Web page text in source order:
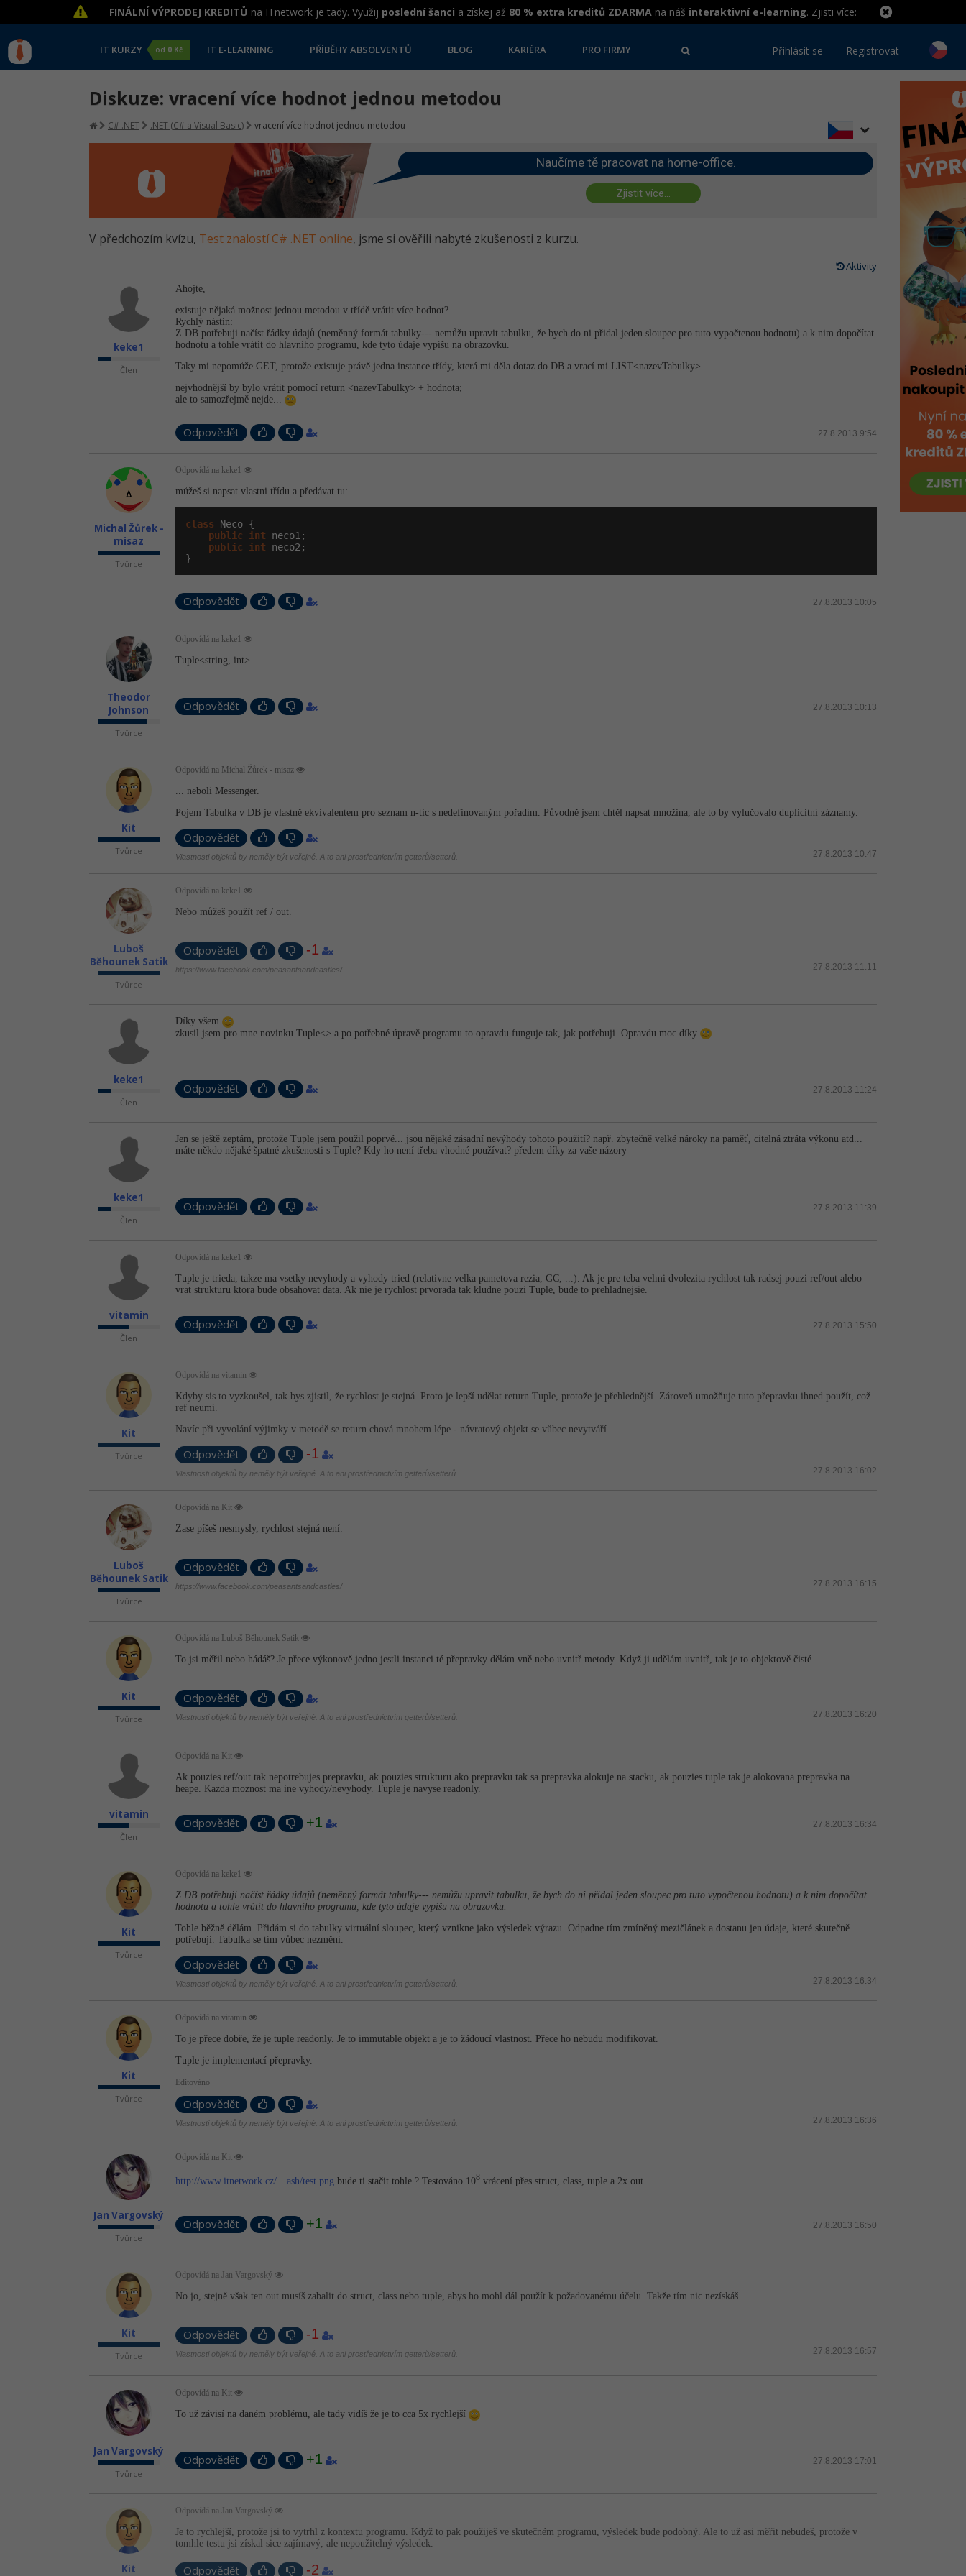
FINÁLNÍ VÝPRODEJ KREDITŮ na ITnetwork je tady. Využij poslední šanci a získej až 80 % extra kreditů ZDARMA na náš interaktivní e-learning. Zjisti více:
IT KURZY od 0 Kč IT E-LEARNING PŘÍBĚHY ABSOLVENTŮ BLOG KARIÉRA PRO FIRMY Přihlásit se Registrovat
Diskuze: vracení více hodnot jednou metodou
C# .NET .NET (C# a Visual Basic) vracení více hodnot jednou metodou
Naučíme tě pracovat na home-office.
Zjistit více...
V předchozím kvízu, Test znalostí C# .NET online, jsme si ověřili nabyté zkušenosti z kurzu.
Aktivity
keke1
Člen
Ahojte,
existuje nějaká možnost jednou metodou v třídě vrátit více hodnot?
Rychlý nástin:
Z DB potřebuji načíst řádky údajů (neměnný formát tabulky--- nemůžu upravit tabulku, že bych do ni přidal jeden sloupec pro tuto vypočtenou hodnotu) a k nim dopočítat
hodnotu a tohle vrátit do hlavního programu, kde tyto údaje vypíšu na obrazovku.
Taky mi nepomůže GET, protože existuje právě jedna instance třídy, která mi děla dotaz do DB a vrací mi LIST<nazevTabulky>
nejvhodnější by bylo vrátit pomocí return <nazevTabulky> + hodnota;
ale to samozřejmě nejde...
Odpovědět 27.8.2013 9:54
Michal Žůrek -
misaz
Tvůrce
Odpovídá na keke1
můžeš si napsat vlastni třídu a předávat tu:
class Neco {
public
int neco1;
public
int neco2;
}
Odpovědět 27.8.2013 10:05
Theodor
Johnson
Tvůrce
Odpovídá na keke1
Tuple<string, int>
Odpovědět 27.8.2013 10:13
Kit
Tvůrce
Odpovídá na Michal Žůrek - misaz
... neboli Messenger.
Pojem Tabulka v DB je vlastně ekvivalentem pro seznam n-tic s nedefinovaným pořadím. Původně jsem chtěl napsat množina, ale to by vylučovalo duplicitní záznamy.
Odpovědět
27.8.2013 10:47
Vlastnosti objektů by neměly být veřejné. A to ani prostřednictvím getterů/setterů.
Luboš
Běhounek Satik
Tvůrce
Odpovídá na keke1
Nebo můžeš použít ref / out.
Odpovědět -1
27.8.2013 11:11
https://www.facebook.com/peasantsandcastles/
keke1
Člen
Díky všem
zkusil jsem pro mne novinku Tuple<> a po potřebné úpravě programu to opravdu funguje tak, jak potřebuji. Opravdu moc díky
Odpovědět 27.8.2013 11:24
keke1
Člen
Jen se ještě zeptám, protože Tuple jsem použil poprvé... jsou nějaké zásadní nevýhody tohoto použití? např. zbytečně velké nároky na paměť, citelná ztráta výkonu atd...
máte někdo nějaké špatné zkušenosti s Tuple? Kdy ho není třeba vhodné používat? předem díky za vaše názory
Odpovědět 27.8.2013 11:39
vitamin
Člen
Odpovídá na keke1
Tuple je trieda, takze ma vsetky nevyhody a vyhody tried (relativne velka pametova rezia, GC, ...). Ak je pre teba velmi dvolezita rychlost tak radsej pouzi ref/out alebo
vrat strukturu ktora bude obsahovat data. Ak nie je rychlost prvorada tak kludne pouzi Tuple, bude to prehladnejsie.
Odpovědět 27.8.2013 15:50
Kit
Tvůrce
Odpovídá na vitamin
Kdyby sis to vyzkoušel, tak bys zjistil, že rychlost je stejná. Proto je lepší udělat return Tuple, protože je přehlednější. Zároveň umožňuje tuto přepravku ihned použít, což
ref neumí.
Navíc při vyvolání výjimky v metodě se return chová mnohem lépe - návratový objekt se vůbec nevytváří.
Odpovědět -1
27.8.2013 16:02
Vlastnosti objektů by neměly být veřejné. A to ani prostřednictvím getterů/setterů.
Luboš
Běhounek Satik
Tvůrce
Odpovídá na Kit
Zase píšeš nesmysly, rychlost stejná není.
Odpovědět
27.8.2013 16:15
https://www.facebook.com/peasantsandcastles/
Kit
Tvůrce
Odpovídá na Luboš Běhounek Satik
To jsi měřil nebo hádáš? Je přece výkonově jedno jestli instanci té přepravky dělám vně nebo uvnitř metody. Když ji udělám uvnitř, tak je to objektově čisté.
Odpovědět
27.8.2013 16:20
Vlastnosti objektů by neměly být veřejné. A to ani prostřednictvím getterů/setterů.
vitamin
Člen
Odpovídá na Kit
Ak pouzies ref/out tak nepotrebujes prepravku, ak pouzies strukturu ako prepravku tak sa prepravka alokuje na stacku, ak pouzies tuple tak je alokovana prepravka na
heape. Kazda moznost ma ine vyhody/nevyhody. Tuple je navyse readonly.
Odpovědět +1 27.8.2013 16:34
Kit
Tvůrce
Odpovídá na keke1
Z DB potřebuji načíst řádky údajů (neměnný formát tabulky--- nemůžu upravit tabulku, že bych do ni přidal jeden sloupec pro tuto vypočtenou hodnotu) a k nim dopočítat
hodnotu a tohle vrátit do hlavního programu, kde tyto údaje vypíšu na obrazovku.
Tohle běžně dělám. Přidám si do tabulky virtuální sloupec, který vznikne jako výsledek výrazu. Odpadne tím zmíněný mezičlánek a dostanu jen údaje, které skutečně
potřebuji. Tabulka se tím vůbec nezmění.
Odpovědět
27.8.2013 16:34
Vlastnosti objektů by neměly být veřejné. A to ani prostřednictvím getterů/setterů.
Kit
Tvůrce
Odpovídá na vitamin
To je přece dobře, že je tuple readonly. Je to immutable objekt a je to žádoucí vlastnost. Přece ho nebudu modifikovat.
Tuple je implementací přepravky.
Editováno
Odpovědět
27.8.2013 16:36
Vlastnosti objektů by neměly být veřejné. A to ani prostřednictvím getterů/setterů.
Jan Vargovský
Tvůrce
Odpovídá na Kit
http://www.itnetwork.cz/…ash/test.png bude ti stačit tohle ? Testováno 108 vrácení přes struct, class, tuple a 2x out.
Odpovědět +1 27.8.2013 16:50
Kit
Tvůrce
Odpovídá na Jan Vargovský
No jo, stejně však ten out musíš zabalit do struct, class nebo tuple, abys ho mohl dál použít k požadovanému účelu. Takže tím nic nezískáš.
Odpovědět -1
27.8.2013 16:57
Vlastnosti objektů by neměly být veřejné. A to ani prostřednictvím getterů/setterů.
Jan Vargovský
Tvůrce
Odpovídá na Kit
To už závisí na daném problému, ale tady vidíš že je to cca 5x rychlejší
Odpovědět +1 27.8.2013 17:01
Kit
Odpovídá na Jan Vargovský
Je to rychlejší, protože jsi to vytrhl z kontextu programu. Když to pak použiješ ve skutečném programu, výsledek bude podobný. Ale to už asi měřit nebudeš, protože v
tomhle testu jsi získal sice zajímavý, ale nepoužitelný výsledek.
Odpovědět -2